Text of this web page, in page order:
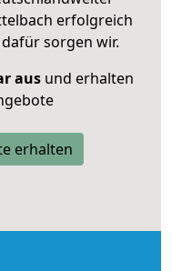
erfolgreich
sorgen wir.
ausund erhalten
erhalten